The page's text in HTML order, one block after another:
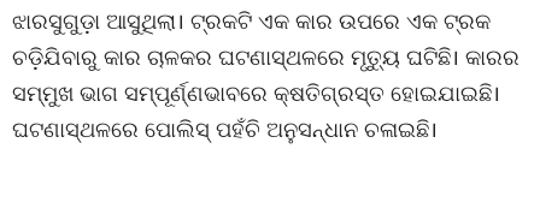
ଝାରସୁଗୁଡ଼ା ଆସୁଥିଲା। ଟ୍ରକଟି ଏକ କାର ଉପରେ ଏକ ଟ୍ରକ
ଚଡ଼ିଯିବାରୁ କାର ଚାଳକର ଘଟଣାସ୍ଥଳରେ ମୃତ୍ୟୁ ଘଟିଛି। କାରର
ସମ୍ମୁଖ ଭାଗ ସମ୍ପୂର୍ଣ୍ଣଭାବରେ କ୍ଷତିଗ୍ରସ୍ତ ହୋଇଯାଇଛି।
ଘଟଣାସ୍ଥଳରେ ପୋଲିସ୍ ପହଁଚି ଅନୁସନ୍ଧାନ ଚଳାଇଛି।